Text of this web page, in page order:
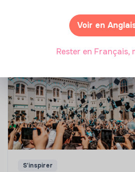
Marianne Roussel• 21 janvier
S'inspirer
Voir en
Rester en Français,